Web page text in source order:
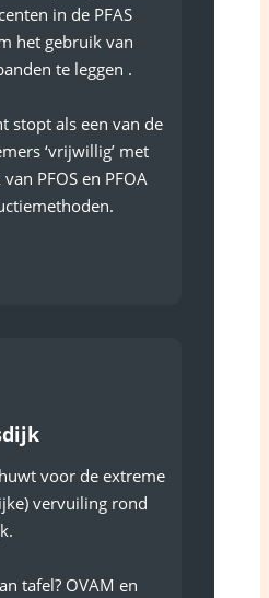
in de PFAS
het gebruik van
te leggen .
stopt als een van de
‘vrijwillig’ met
PFOS en PFOA
voor de extreme
vervuiling rond
tafel? OVAM en